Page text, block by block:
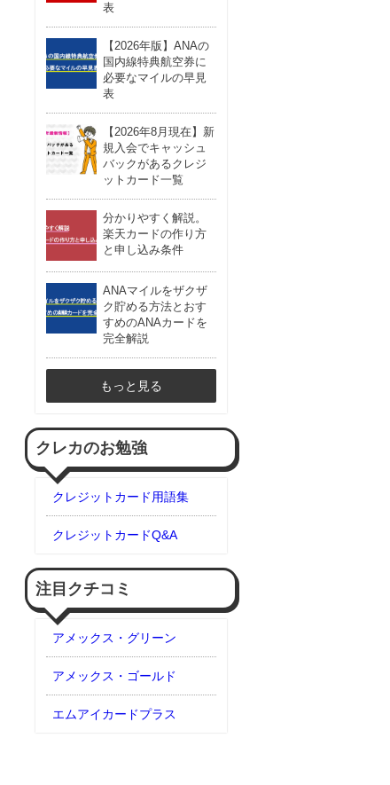
表
【2026年版】ANAの
国内線特典航空券に
必要なマイルの早見
表
【2026年8月現在】新
規入会でキャッシュ
バックがあるクレジ
ットカード一覧
分かりやすく解説。
楽天カードの作り方
と申し込み条件
ANAマイルをザクザ
ク貯める方法とおす
すめのANAカードを
完全解説
もっと見る
クレカのお勉強
クレジットカード用語集
クレジットカードQ&A
注目クチコミ
アメックス・グリーン
アメックス・ゴールド
エムアイカードプラス